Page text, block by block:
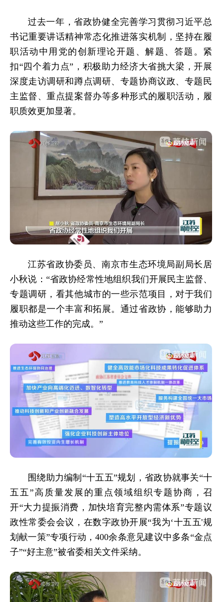
过去一年，省政协健全完善学习贯彻习近平总
书记重要讲话精神常态化推进落实机制，坚持在履
职活动中用党的创新理论开题、解题、答题。紧
扣“四个着力点”，积极助力经济大省挑大梁，开展
深度走访调研和蹲点调研、专题协商议政、专题民
主监督、重点提案督办等多种形式的履职活动，履
职质效更加显著。
江苏省政协委员、南京市生态环境局副局长居
小秋说：“省政协经常性地组织我们开展民主监督、
专题调研，看其他城市的一些示范项目，对于我们
履职都是一个丰富和拓展。通过省政协，能够助力
推动这些工作的完成。”
围绕助力编制“十五五”规划，省政协就事关“十
五五”高质量发展的重点领域组织专题协商，召
开“大力提振消费，加快培育完整内需体系”专题议
政性常委会会议，在数字政协开展“我为‘十五五'规
划献一策”专项行动，400余条意见建议中多条“金点
子”“好主意”被省委相关文件采纳。